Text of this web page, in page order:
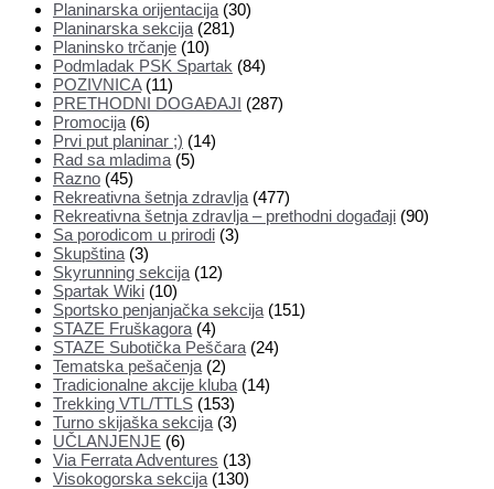
Planinarska orijentacija (30)
Planinarska sekcija (281)
Planinsko trčanje (10)
Podmladak PSK Spartak (84)
POZIVNICA(11)
PRETHODNI DOGAĐAJI (287)
Promocija (6)
Prvi put planinar ;) (14)
Rad sa mladima (5)
Razno (45)
Rekreativna šetnja zdravlja (477)
Rekreativna šetnja zdravlja – prethodni događaji (90)
Sa porodicom u prirodi (3)
Skupština (3)
Skyrunning sekcija (12)
Spartak Wiki (10)
Sportsko penjanjačka sekcija (151)
STAZE Fruškagora (4)
STAZE Subotička Peščara (24)
Tematska pešačenja (2)
Tradicionalne akcije kluba (14)
Trekking VTL/TTLS (153)
Turno skijaška sekcija (3)
UČLANJENJE (6)
Via Ferrata Adventures (13)
Visokogorska sekcija (130)